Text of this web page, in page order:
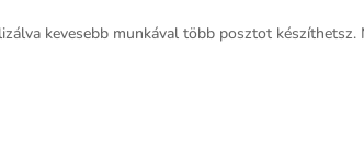
kevesebb munkával több posztot készíthetsz.